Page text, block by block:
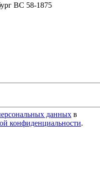
ВС 58-1875
данных в
конфиденциальности.